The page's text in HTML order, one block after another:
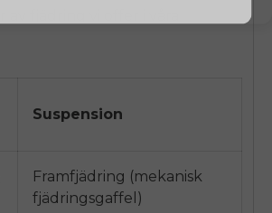
Suspension
Framfjädring (mekanisk
fjädringsgaffel)